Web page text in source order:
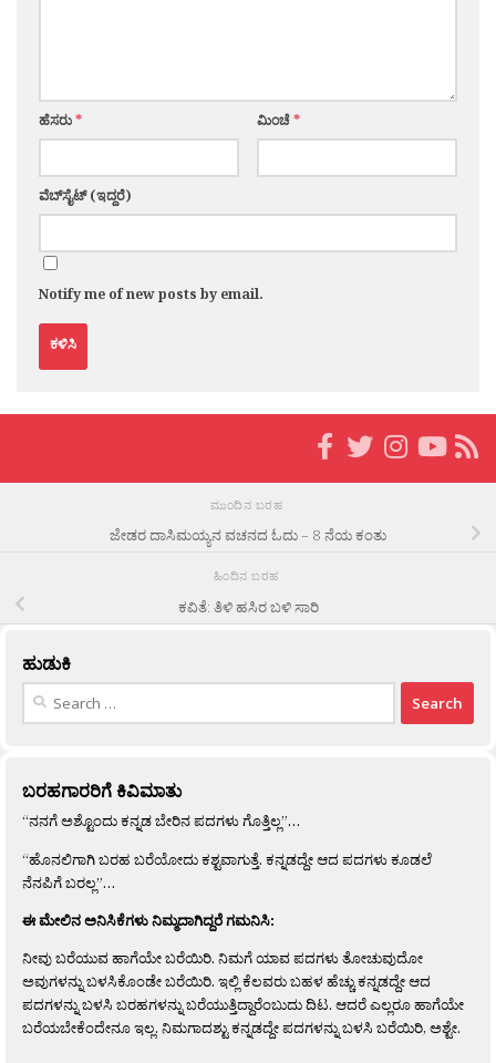
ಹೆಸರು* ಮಿಂಚೆ*
ವೆಬ್‌ಸೈಟ್ (ಇದ್ದರೆ)
Notify me of new posts by email.
ಮುಂದಿನ ಬರಹ
ಜೇಡರ ದಾಸಿಮಯ್ಯನ ವಚನದ ಓದು – 8 ನೆಯ ಕಂತು
ಹಿಂದಿನ ಬರಹ
ಕವಿತೆ: ತಿಳಿ ಹಸಿರ ಬಳಿ ಸಾರಿ
ಹುಡುಕಿ
Search
ಬರಹಗಾರರಿಗೆ ಕಿವಿಮಾತು
“ನನಗೆ ಅಶ್ಟೊಂದು ಕನ್ನಡ ಬೇರಿನ ಪದಗಳು ಗೊತ್ತಿಲ್ಲ”…
“ಹೊನಲಿಗಾಗಿ ಬರಹ ಬರೆಯೋದು ಕಶ್ಟವಾಗುತ್ತೆ. ಕನ್ನಡದ್ದೇ ಆದ ಪದಗಳು ಕೂಡಲೆ
ನೆನಪಿಗೆ ಬರಲ್ಲ”…
ಈ ಮೇಲಿನ ಅನಿಸಿಕೆಗಳು ನಿಮ್ಮದಾಗಿದ್ದರೆ ಗಮನಿಸಿ:
ನೀವು ಬರೆಯುವ ಹಾಗೆಯೇ ಬರೆಯಿರಿ. ನಿಮಗೆ ಯಾವ ಪದಗಳು ತೋಚುವುದೋ
ಅವುಗಳನ್ನು ಬಳಸಿಕೊಂಡೇ ಬರೆಯಿರಿ. ಇಲ್ಲಿ ಕೆಲವರು ಬಹಳ ಹೆಚ್ಚು ಕನ್ನಡದ್ದೇ ಆದ
ಪದಗಳನ್ನು ಬಳಸಿ ಬರಹಗಳನ್ನು ಬರೆಯುತ್ತಿದ್ದಾರೆಂಬುದು ದಿಟ. ಆದರೆ ಎಲ್ಲರೂ ಹಾಗೆಯೇ
ಬರೆಯಬೇಕೆಂದೇನೂ ಇಲ್ಲ. ನಿಮಗಾದಶ್ಟು ಕನ್ನಡದ್ದೇ ಪದಗಳನ್ನು ಬಳಸಿ ಬರೆಯಿರಿ, ಅಶ್ಟೇ.